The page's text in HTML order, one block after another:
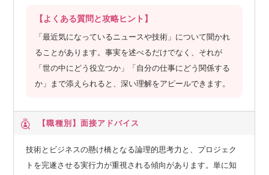
【よくある質問と攻略ヒント】
「最近気になっているニュースや技術」について聞かれ
ることがあります。事実を述べるだけでなく、それが
「世の中にどう役立つか」「自分の仕事にどう関係する
か」まで添えられると、深い理解をアピールできます。
【職種別】 面接アドバイス
技術とビジネスの懸け橋となる論理的思考力と、プロジェク
トを完遂させる実行力が重視される傾向があります。単に知